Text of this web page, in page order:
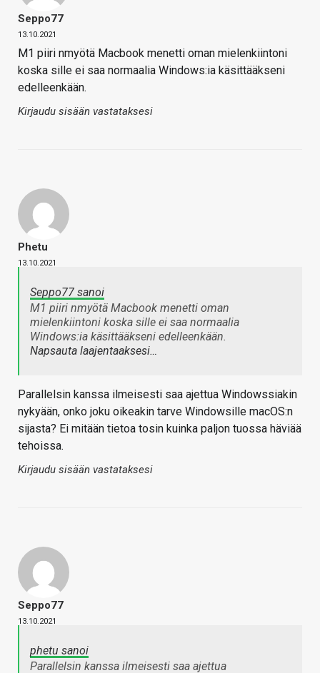
Seppo77
13.10.2021
M1 piiri nmyötä Macbook menetti oman mielenkiintoni
koska sille ei saa normaalia Windows:ia käsittääkseni
edelleenkään.
Kirjaudu sisään vastataksesi
Phetu
13.10.2021
Seppo77 sanoi
M1 piiri nmyötä Macbook menetti oman
mielenkiintoni koska sille ei saa normaalia
Windows:ia käsittääkseni edelleenkään.
Napsauta laajentaaksesi…
Parallelsin kanssa ilmeisesti saa ajettua Windowssiakin
nykyään, onko joku oikeakin tarve Windowsille macOS:n
sijasta? Ei mitään tietoa tosin kuinka paljon tuossa häviää
tehoissa.
Kirjaudu sisään vastataksesi
Seppo77
13.10.2021
phetu sanoi
Parallelsin kanssa ilmeisesti saa ajettua